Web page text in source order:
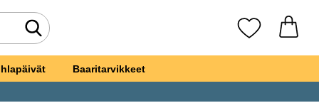
Tee haku Suosikkini
Baaritarvikkeet